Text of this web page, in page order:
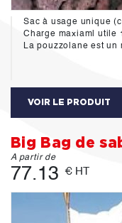
Sac à usage unique
Charge maxiaml utile
La pouzzolane est un materiau leger,
VOIR LE PRODUIT
Big Bag de
A partir de
77.13 € HT